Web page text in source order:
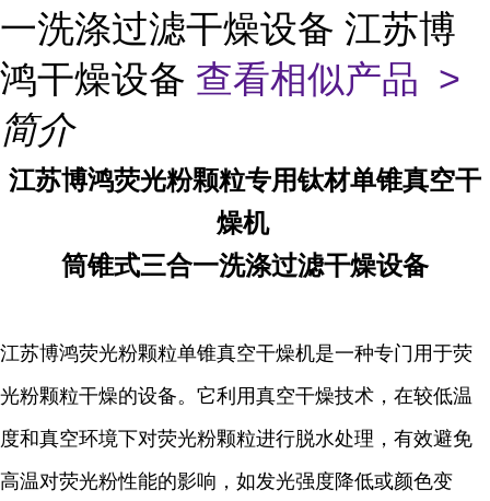
一洗涤过滤干燥设备 江苏博
鸿干燥设备 查看相似产品 >
简介
江苏博鸿荧光粉颗粒专用钛材单锥真空干
燥机
筒锥式三合一洗涤过滤干燥设备
江苏博鸿荧光粉颗粒单锥真空干燥机是一种专门用于荧
光粉颗粒干燥的设备。它利用真空干燥技术，在较低温
度和真空环境下对荧光粉颗粒进行脱水处理，有效避免
高温对荧光粉性能的影响，如发光强度降低或颜色变